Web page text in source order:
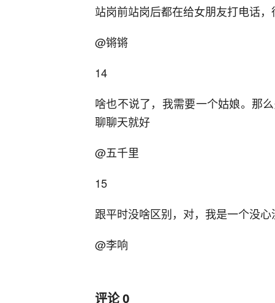
站岗前站岗后都在给女朋友打电话，
@锵锵
14
啥也不说了，我需要一个姑娘。那
聊聊天就好
@五千里
15
跟平时没啥区别，对，我是一个没心
@李响
评论0